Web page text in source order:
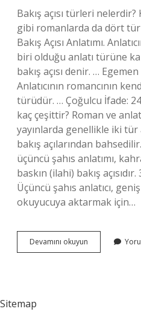
Bakış açısı türleri
gibi romanlarda da dört tür
Bakış Açısı Anlatımı.
biri olduğu anlatı türüne
bakış açısı denir. … Egemen
Anlatıcının romancının
türüdür. … Çoğulcu İfade: 24
kaç çeşittir? Roman ve
yayınlarda genellikle iki tür
bakış açılarından
üçüncü şahıs anlatımı,
baskın (ilahi) bakış
Üçüncü şahıs anlatıcı,
okuyucuya aktarmak için…
Devamını okuyun
Çeşit
Sitemap